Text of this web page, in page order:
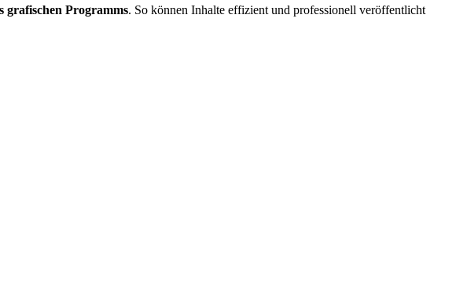
grafischen Programms. So können Inhalte effizient und professionell veröffentlicht